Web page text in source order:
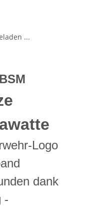
...
Logo
dank
-